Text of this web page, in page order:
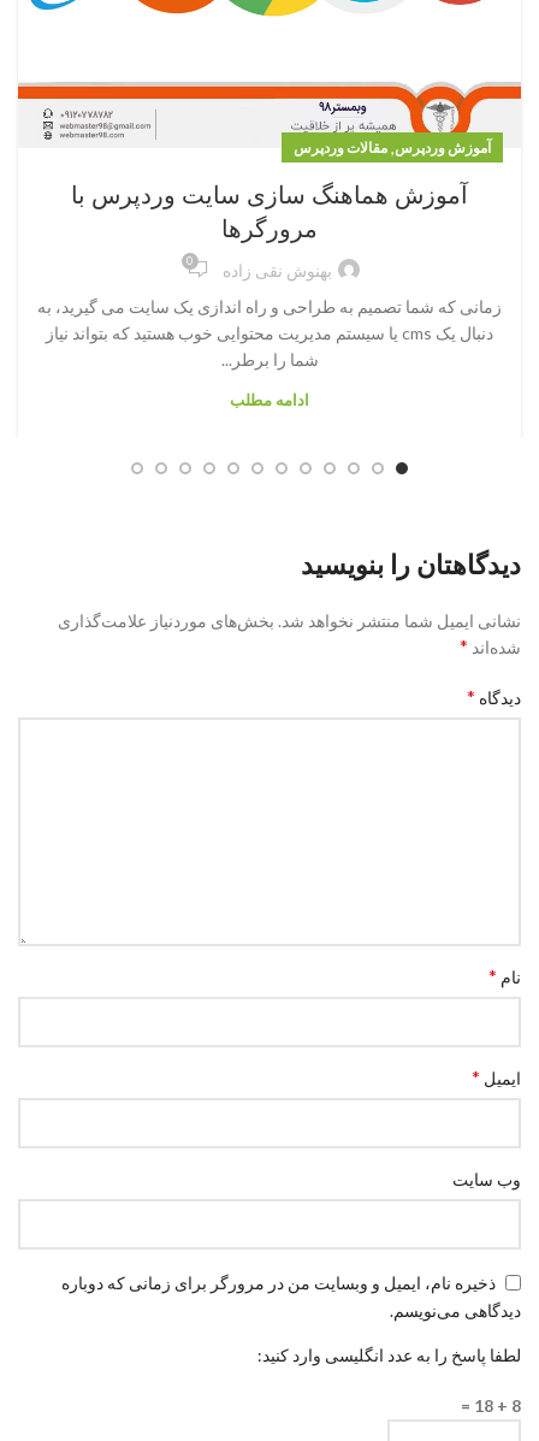
آموزش وردپرس, مقالات وردپرس
آموزش هماهنگ سازی سایت وردپرس با
مرورگرها
بهنوش نقی زاده 0
زمانی که شما تصمیم به طراحی و راه اندازی یک سایت می گیرید، به
دنبال یک cms یا سیستم مدیریت محتوایی خوب هستید که بتواند نیاز
شما را برطر...
ادامه مطلب
دیدگاهتان را بنویسید
نشانی ایمیل شما منتشر نخواهد شد. بخش‌های موردنیاز علامت‌گذاری
شده‌اند *
دیدگاه *
نام *
ایمیل *
وب‌ سایت
ذخیره نام، ایمیل و وبسایت من در مرورگر برای زمانی که دوباره
دیدگاهی می‌نویسم.
لطفا پاسخ را به عدد انگلیسی وارد کنید:
8 + 18 =